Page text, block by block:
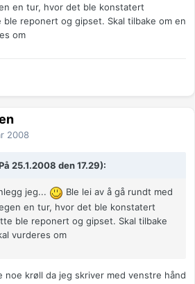
en tur, hvor det ble konstatert
ble reponert og gipset. Skal tilbake om en
om
2008
25.1.2008 den 17.29):
jeg...
Ble lei av å gå rundt med
en tur, hvor det ble konstatert
ble reponert og gipset. Skal tilbake
vurderes om
krøll da jeg skriver med venstre hånd